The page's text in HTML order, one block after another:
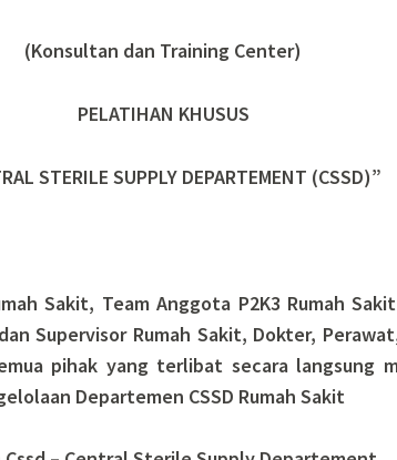
(Konsultan dan Training Center)
PELATIHAN KHUSUS
STERILE SUPPLY DEPARTEMENT (CSSD)”
Sakit, Team Anggota P2K3 Rumah
Supervisor Rumah Sakit, Dokter,
pihak yang terlibat secara langsung
Departemen CSSD Rumah Sakit